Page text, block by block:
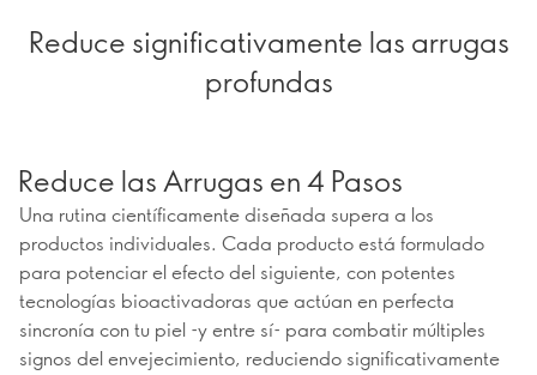
Reduce significativamente las arrugas
profundas
Reduce las Arrugas en 4 Pasos
Una rutina científicamente diseñada supera a los
productos individuales. Cada producto está formulado
para potenciar el efecto del siguiente, con potentes
tecnologías bioactivadoras que actúan en perfecta
sincronía con tu piel -y entre sí- para combatir múltiples
signos del envejecimiento, reduciendo significativamente